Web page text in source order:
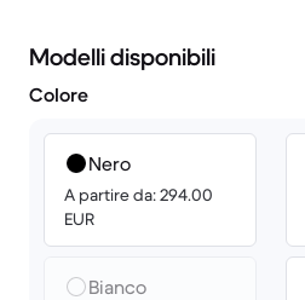
Modelli disponibili
Colore
Nero
A partire da: 294.00
EUR
Bianco